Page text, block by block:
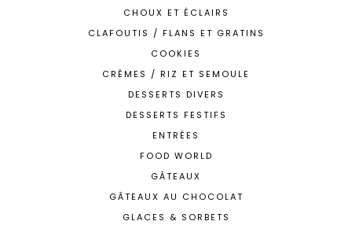
CHOUX ET ÉCLAIRS
CLAFOUTIS / FLANS ET GRATINS
COOKIES
CRÈMES / RIZ ET SEMOULE
DESSERTS DIVERS
DESSERTS FESTIFS
ENTRÉES
FOOD WORLD
GÂTEAUX
GÂTEAUX AU CHOCOLAT
GLACES & SORBETS